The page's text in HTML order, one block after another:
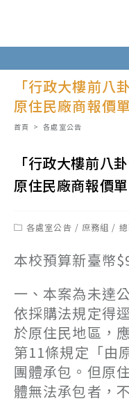
至
主
內
「行政大樓前八
原住民廠商報價單
首頁 > 各處室公告
「行政大樓前八
原住民廠商報價單
Post各處室公告 / 庶務組 /
本校預算新臺幣
一、本案為未達
依採購法規定得
於原住民地區，
第11條規定「由
團體承包。但原
體無法承包者，